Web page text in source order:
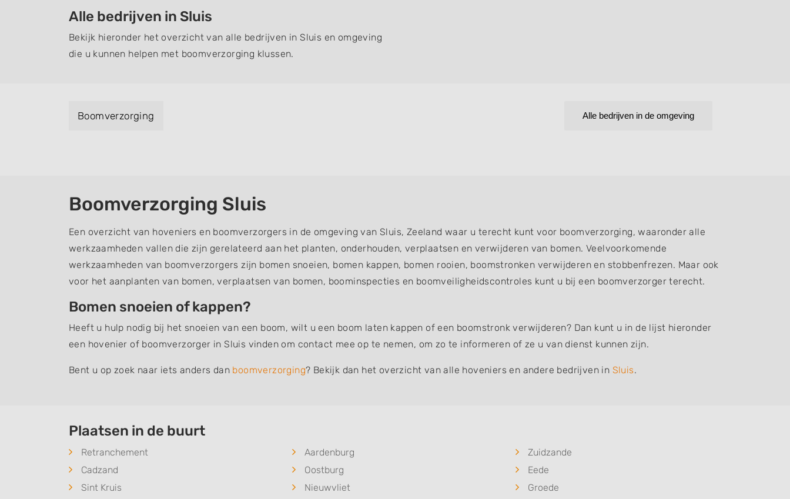
Alle bedrijven in Sluis
Bekijk hieronder het overzicht van alle bedrijven in Sluis en omgeving
die u kunnen helpen met boomverzorging klussen.
Boomverzorging Alle bedrijven in de omgeving
Boomverzorging Sluis
Een overzicht van hoveniers en boomverzorgers in de omgeving van Sluis, Zeeland waar u terecht kunt voor boomverzorging, waaronder alle
werkzaamheden vallen die zijn gerelateerd aan het planten, onderhouden, verplaatsen en verwijderen van bomen. Veelvoorkomende
werkzaamheden van boomverzorgers zijn bomen snoeien, bomen kappen, bomen rooien, boomstronken verwijderen en stobbenfrezen. Maar ook
voor het aanplanten van bomen, verplaatsen van bomen, boominspecties en boomveiligheidscontroles kunt u bij een boomverzorger terecht.
Bomen snoeien of kappen?
Heeft u hulp nodig bij het snoeien van een boom, wilt u een boom laten kappen of een boomstronk verwijderen? Dan kunt u in de lijst hieronder
een hovenier of boomverzorger in Sluis vinden om contact mee op te nemen, om zo te informeren of ze u van dienst kunnen zijn.
Bent u op zoek naar iets anders dan boomverzorging? Bekijk dan het overzicht van alle hoveniers en andere bedrijven in Sluis.
Plaatsen in de buurt
Retranchement Aardenburg
Zuidzande
Cadzand
Oostburg
Eede
Sint Kruis
Nieuwvliet
Groede